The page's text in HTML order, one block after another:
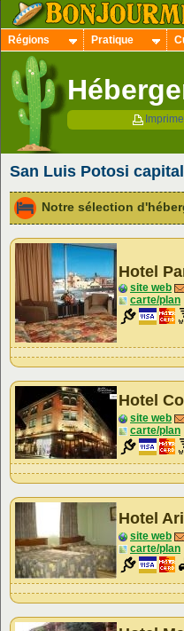
Régions Pratique
San Luis Potosi
Notre sélection
Hotel
site web
carte/plan
Hotel
site web
carte/plan
Hotel
site web
carte/plan